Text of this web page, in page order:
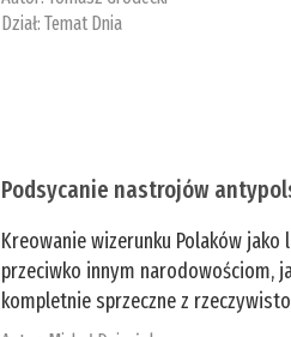
Dział:Temat Dnia
Podsycanie nastrojów
Kreowanie wizerunku Polaków
przeciwko innym narodowościom,
kompletnie sprzeczne z